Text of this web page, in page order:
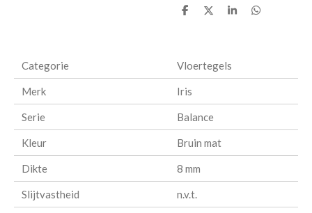
D
D
S
D
Categorie Vloertegels
Merk Iris
Serie Balance
Kleur Bruin mat
Dikte 8 mm
Slijtvastheid n.v.t.